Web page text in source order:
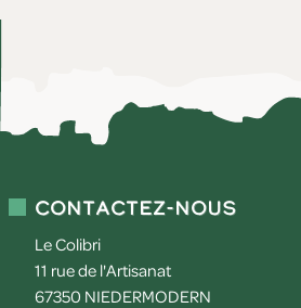
Contactez-nous
Le Colibri
11 rue de l'Artisanat
67350 NIEDERMODERN